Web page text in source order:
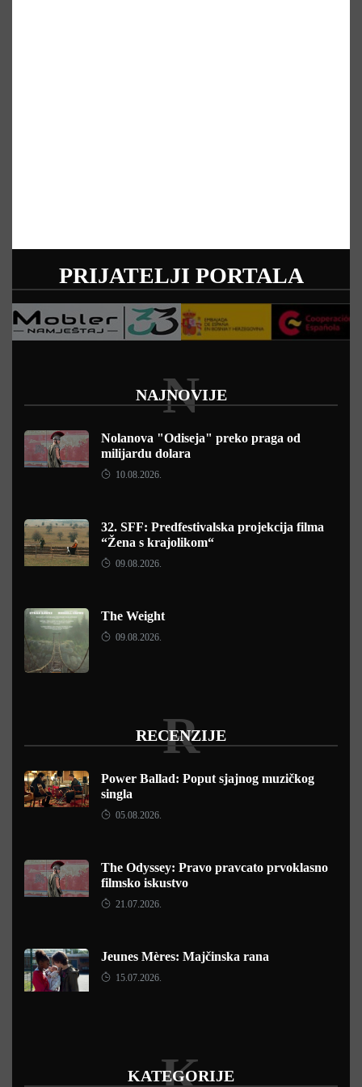
PRIJATELJI PORTALA
NAJNOVIJE
N
Nolanova "Odiseja" preko praga od
milijardu dolara
10.08.2026.
32. SFF: Predfestivalska projekcija filma
“Žena s krajolikom“
09.08.2026.
The Weight
09.08.2026.
RECENZIJE
R
Power Ballad: Poput sjajnog muzičkog
singla
05.08.2026.
The Odyssey: Pravo pravcato prvoklasno
filmsko iskustvo
21.07.2026.
Jeunes Mères: Majčinska rana
15.07.2026.
KATEGORIJE